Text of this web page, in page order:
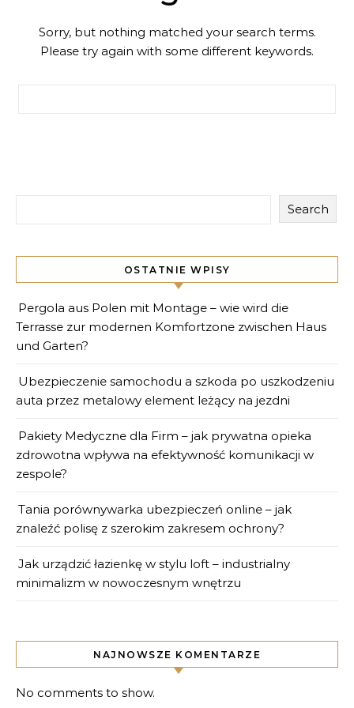
Sorry, but nothing matched your search terms.
Please try again with some different keywords.
Search
OSTATNIE WPISY
Pergola aus Polen mit Montage – wie wird die
Terrasse zur modernen Komfortzone zwischen Haus
und Garten?
Ubezpieczenie samochodu a szkoda po uszkodzeniu
auta przez metalowy element leżący na jezdni
Pakiety Medyczne dla Firm – jak prywatna opieka
zdrowotna wpływa na efektywność komunikacji w
zespole?
Tania porównywarka ubezpieczeń online – jak
znaleźć polisę z szerokim zakresem ochrony?
Jak urządzić łazienkę w stylu loft – industrialny
minimalizm w nowoczesnym wnętrzu
NAJNOWSZE KOMENTARZE
No comments to show.